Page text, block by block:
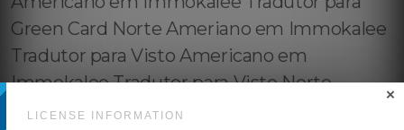
LICENSE INFORMATION
×